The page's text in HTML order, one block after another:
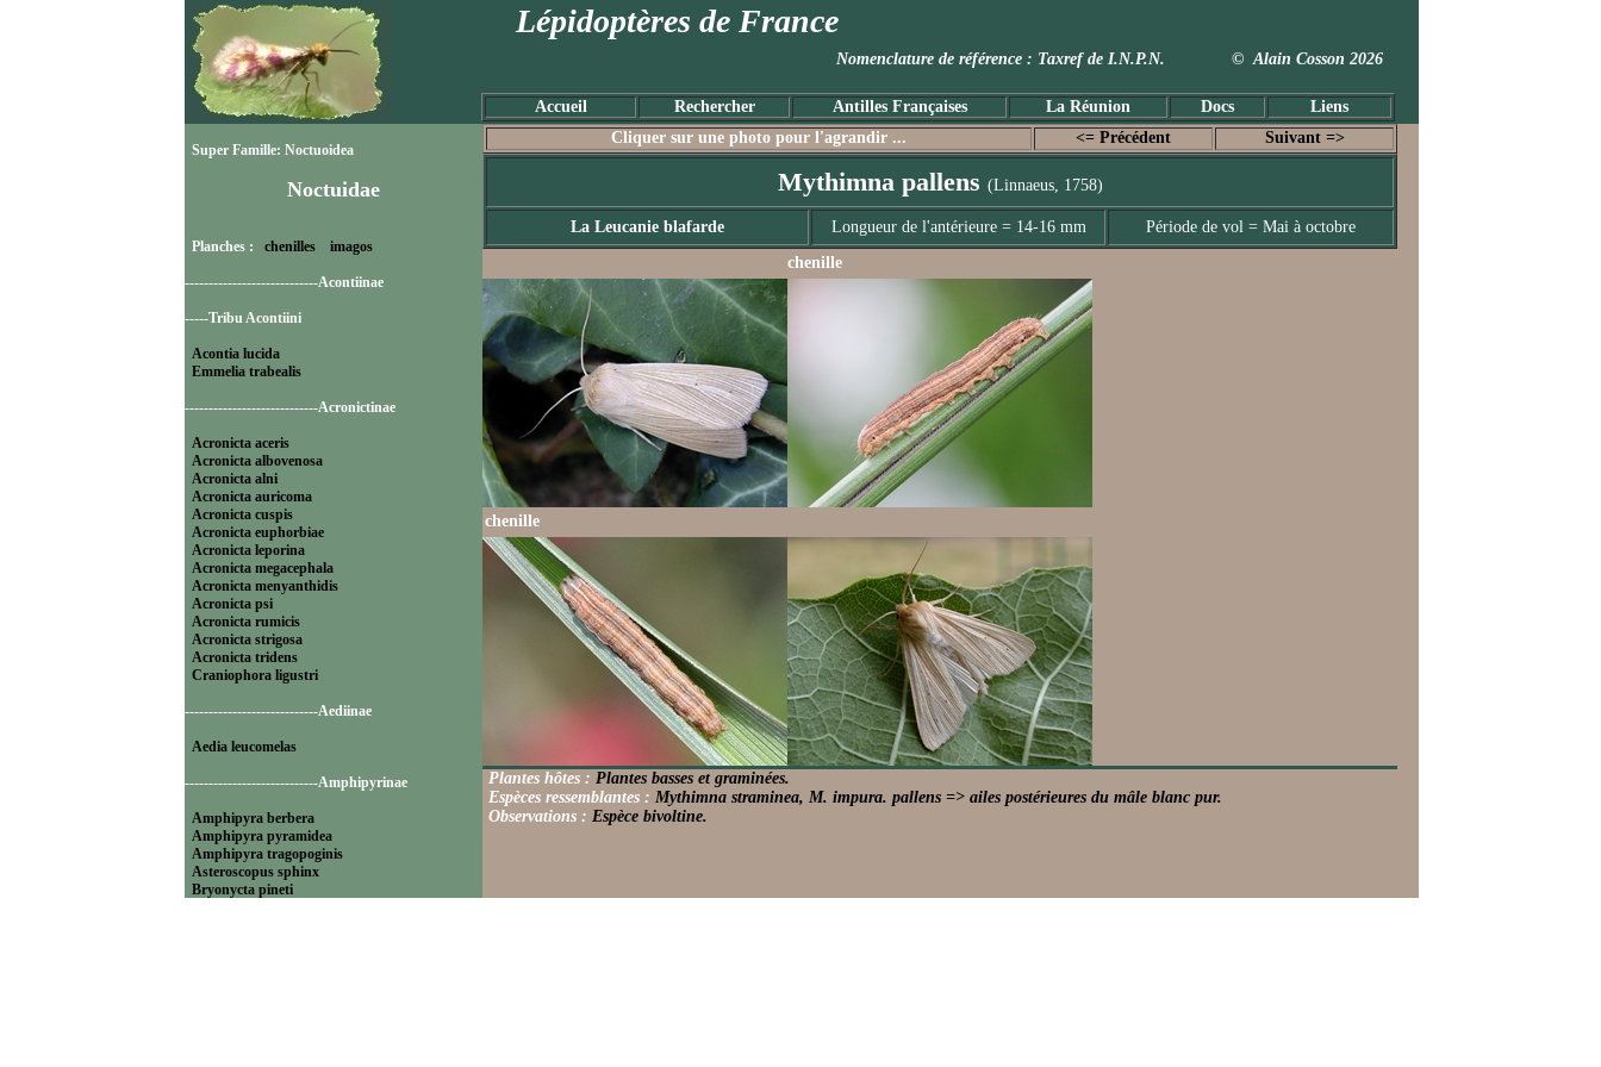
Lépidoptères de France
Nomenclature de référence : Taxref de I.N.P.N. © Alain Cosson 2026
Accueil Rechercher Antilles Françaises La Réunion Docs Liens
Super Famille: Noctuoidea
Noctuidae
Planches : chenilles imagos
----------------------------Acontiinae
-----Tribu Acontiini
Acontia lucida
Emmelia trabealis
----------------------------Acronictinae
Acronicta aceris
Acronicta albovenosa
Acronicta alni
Acronicta auricoma
Acronicta cuspis
Acronicta euphorbiae
Acronicta leporina
Acronicta megacephala
Acronicta menyanthidis
Acronicta psi
Acronicta rumicis
Acronicta strigosa
Acronicta tridens
Craniophora ligustri
----------------------------Aediinae
Aedia leucomelas
----------------------------Amphipyrinae
Amphipyra berbera
Amphipyra pyramidea
Amphipyra tragopoginis
Asteroscopus sphinx
Bryonycta pineti
Cliquer sur une photo pour l'agrandir ... <= Précédent Suivant =>
Mythimna pallens (Linnaeus, 1758)
La Leucanie blafarde Longueur de l'antérieure = 14-16 mm
Période de vol = Mai à octobre
chenille
chenille
Plantes hôtes : Plantes basses et graminées.
Espèces ressemblantes : Mythimna straminea, M. impura. pallens => ailes postérieures du mâle blanc pur.
Observations : Espèce bivoltine.